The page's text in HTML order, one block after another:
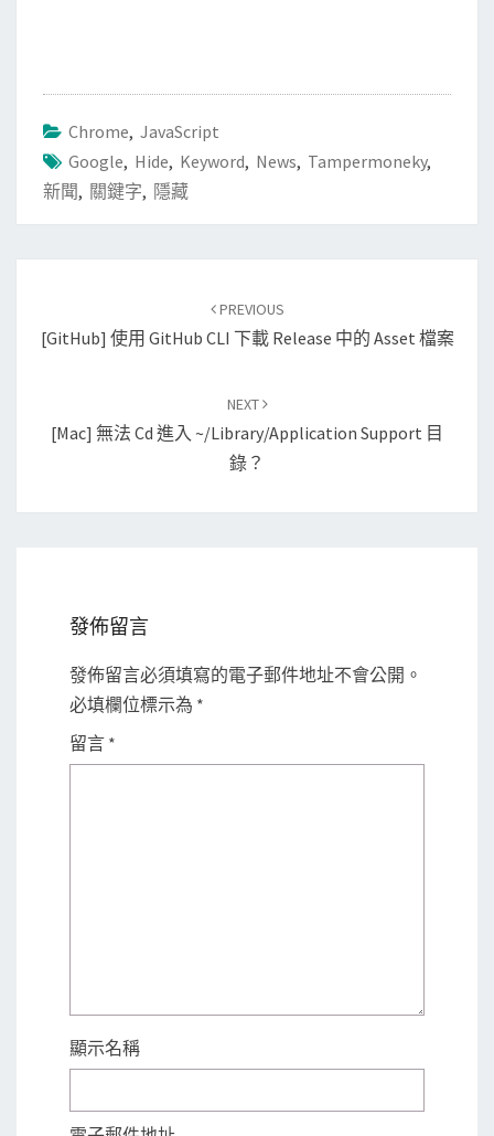
Chrome, JavaScript
Google, Hide, Keyword, News, Tampermoneky,
新聞, 關鍵字, 隱藏
navigation
PREVIOUS
[GitHub] 使用 GitHub CLI 下載 Release 中的 Asset 檔案
NEXT
[Mac] 無法 Cd 進入 ~/Library/Application Support 目
錄？
發佈留言
發佈留言必須填寫的電子郵件地址不會公開。
必填欄位標示為 *
留言 *
顯示名稱